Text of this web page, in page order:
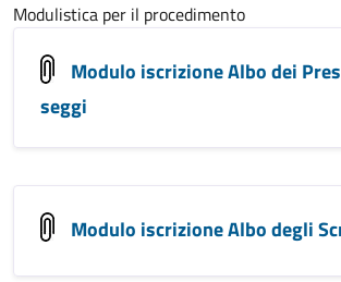
Modulistica per il procedimento
Modulo iscrizione Albo dei
seggi
Modulo iscrizione Albo degli